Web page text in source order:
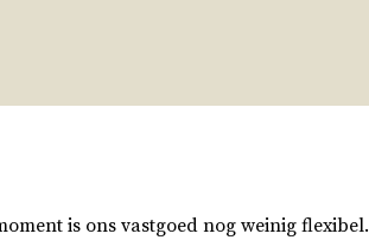
is ons vastgoed nog weinig flexibel.